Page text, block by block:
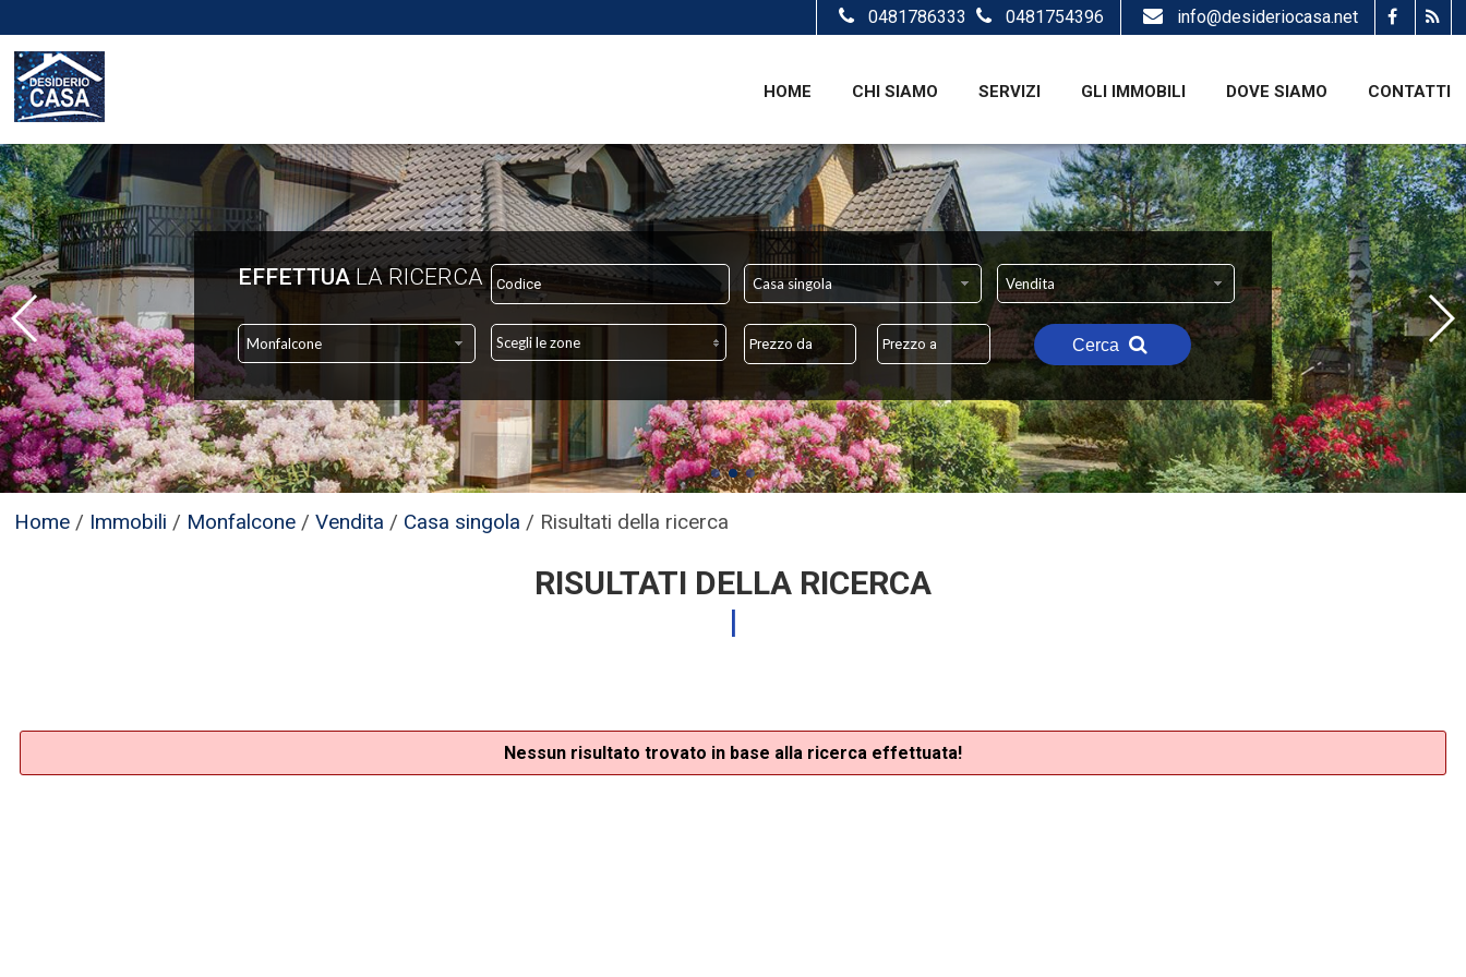
HOME CHI SIAMO SERVIZI GLI IMMOBILI DOVE SIAMO CONTATTI
info@desideriocasa.net
0481786333 0481754396
EFFETTUALA RICERCA Casa singola Vendita
Monfalcone Scegli le zone Cerca
Home / Immobili / Monfalcone /Vendita / Casa singola / Risultati della ricerca
RISULTATI DELLA RICERCA
Nessun risultato trovato in base alla ricerca effettuata!